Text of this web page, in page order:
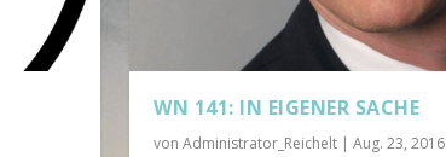
WN 141: IN EIGENER SACHE
vonAdministrator_Reichelt |Aug. 23, 2016